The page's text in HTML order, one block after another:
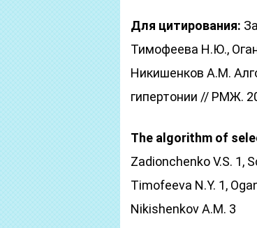
Для цитирования:
Тимофеева Н.Ю.,
Никишенков А.М.
гипертонии // РМЖ.
The algorithm of
Zadionchenko V.S. 1,
Timofeeva N.Y. 1,
Nikishenkov A.M. 3